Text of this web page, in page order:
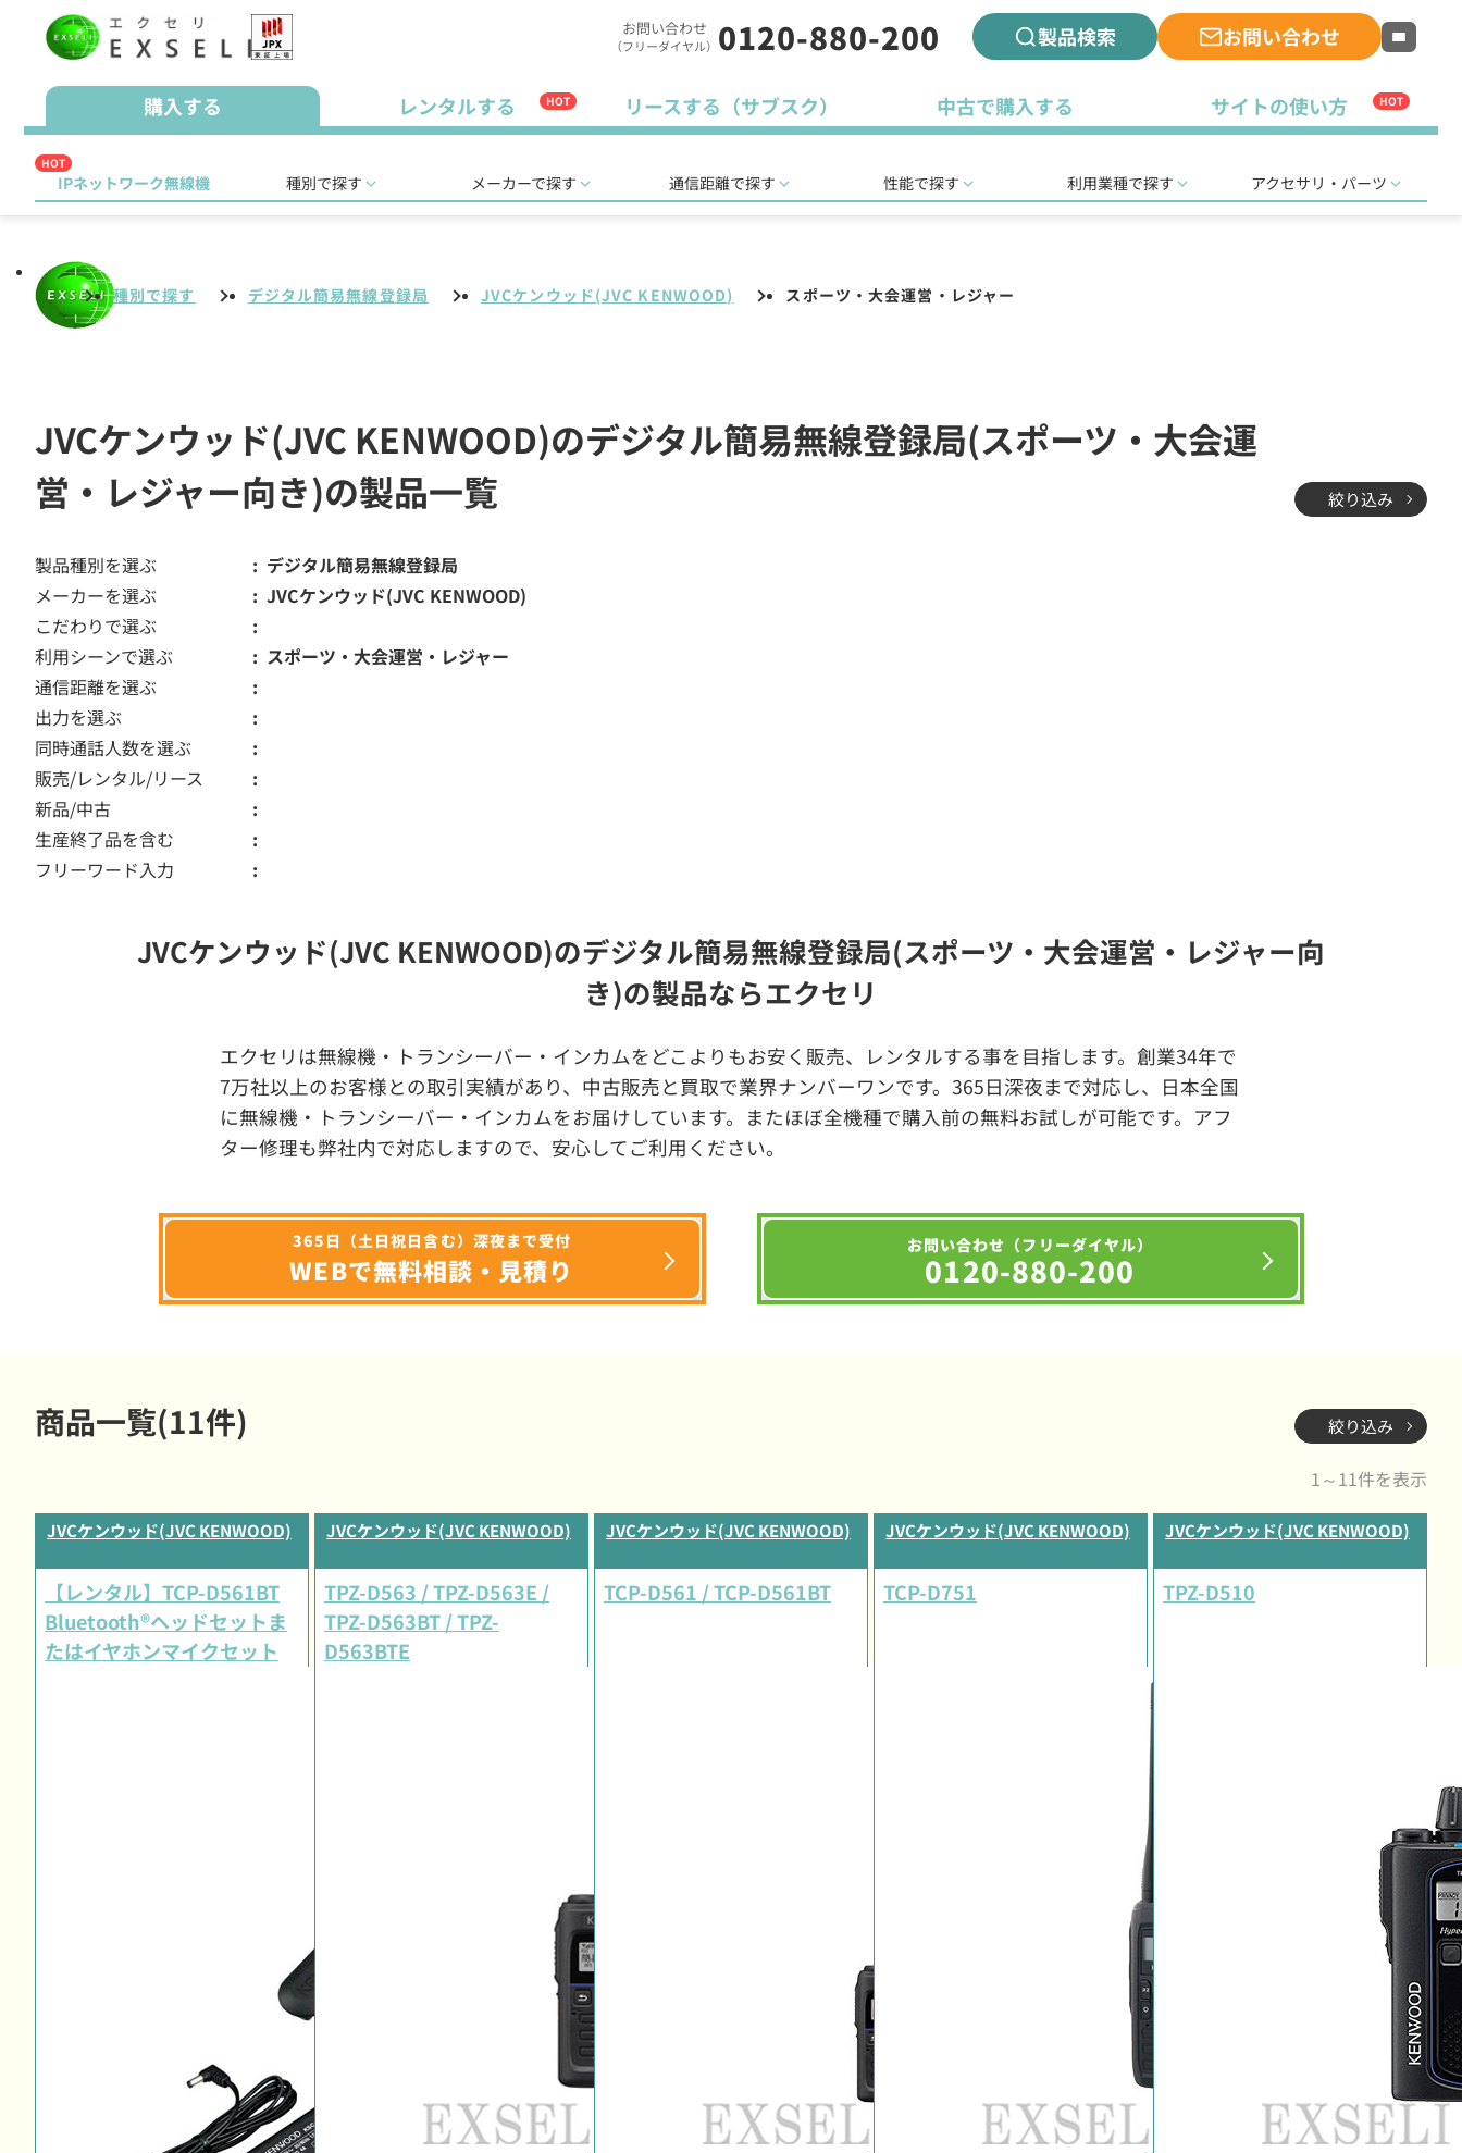
お問い合わせ
（フリーダイヤル） 0120-880-200 製品検索 お問い合わせ
購入する レンタルする HOT リースする（サブスク） 中古で購入する サイトの使い方 HOT
HOT
IPネットワーク無線機 種別で探す メーカーで探す 通信距離で探す 性能で探す 利用業種で探す アクセサリ・パーツ
種別で探す デジタル簡易無線登録局 JVCケンウッド(JVC KENWOOD) スポーツ・大会運営・レジャー
JVCケンウッド(JVC KENWOOD)のデジタル簡易無線登録局(スポーツ・大会運
営・レジャー向き)の製品一覧
絞り込み
製品種別を選ぶ
デジタル簡易無線登録局
メーカーを選ぶ
JVCケンウッド(JVC KENWOOD)
こだわりで選ぶ
利用シーンで選ぶ
スポーツ・大会運営・レジャー
通信距離を選ぶ
出力を選ぶ
同時通話人数を選ぶ
販売/レンタル/リース
新品/中古
生産終了品を含む
フリーワード入力
JVCケンウッド(JVC KENWOOD)のデジタル簡易無線登録局(スポーツ・大会運営・レジャー向
き)の製品ならエクセリ
エクセリは無線機・トランシーバー・インカムをどこよりもお安く販売、レンタルする事を目指します。創業34年で
7万社以上のお客様との取引実績があり、中古販売と買取で業界ナンバーワンです。365日深夜まで対応し、日本全国
に無線機・トランシーバー・インカムをお届けしています。またほぼ全機種で購入前の無料お試しが可能です。アフ
ター修理も弊社内で対応しますので、安心してご利用ください。
365日（土日祝日含む）深夜まで受付
WEBで無料相談・見積り
お問い合わせ（フリーダイヤル）
0120-880-200
商品一覧(11件) 絞り込み
1～11件を表示
JVCケンウッド(JVC KENWOOD)
【レンタル】TCP-D561BT
Bluetooth®ヘッドセットま
たはイヤホンマイクセット
JVCケンウッド(JVC KENWOOD)
TPZ-D563 / TPZ-D563E /
TPZ-D563BT / TPZ-
D563BTE
JVCケンウッド(JVC KENWOOD)
TCP-D561 / TCP-D561BT
JVCケンウッド(JVC KENWOOD)
TCP-D751
JVCケンウッド(JVC KENWOOD)
TPZ-D510